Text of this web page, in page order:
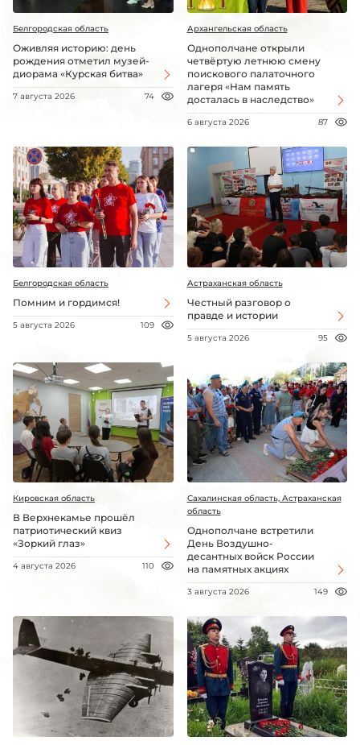
Белгородская область
Оживляя историю: день
рождения отметил музей-
диорама «Курская битва»
7 августа 2026 74
Архангельская область
Однополчане открыли
четвёртую летнюю смену
поискового палаточного
лагеря «Нам память
досталась в наследство»
6 августа 2026 87
Белгородская область
Помним и гордимся!
5 августа 2026 109
Астраханская область
Честный разговор о
правде и истории
5 августа 2026 95
Кировская область
В Верхнекамье прошёл
патриотический квиз
«Зоркий глаз»
4 августа 2026 110
Сахалинская область, Астраханская
область
Однополчане встретили
День Воздушно-
десантных войск России
на памятных акциях
3 августа 2026 149